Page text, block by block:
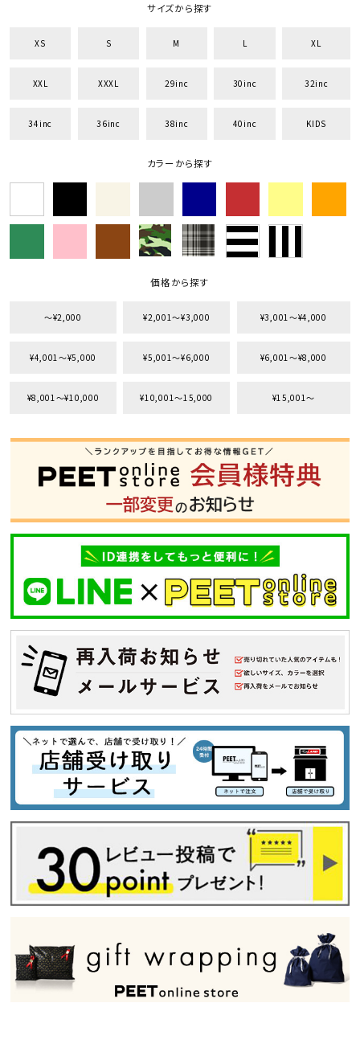
サイズから探す
XS S M L XL
XXL XXXL 29inc 30inc 32inc
34inc 36inc 38inc 40inc KIDS
カラーから探す
価格から探す
〜¥2,000 ¥2,001〜¥3,000 ¥3,001〜¥4,000
¥4,001〜¥5,000 ¥5,001〜¥6,000 ¥6,001〜¥8,000
¥8,001〜¥10,000 ¥10,001〜15,000 ¥15,001〜